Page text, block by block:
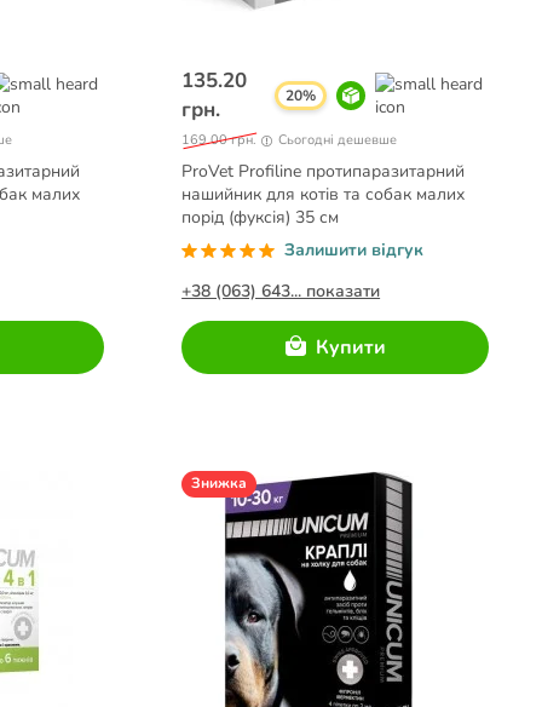
малих
135.20
грн.
20%
169.00 грн. Сьогодні дешевше
ProVet Profiline протипаразитарний
нашийник для котів та собак малих
порід (фуксія) 35 см
Залишити відгук
+38 (063) 643... показати
Купити
Знижка